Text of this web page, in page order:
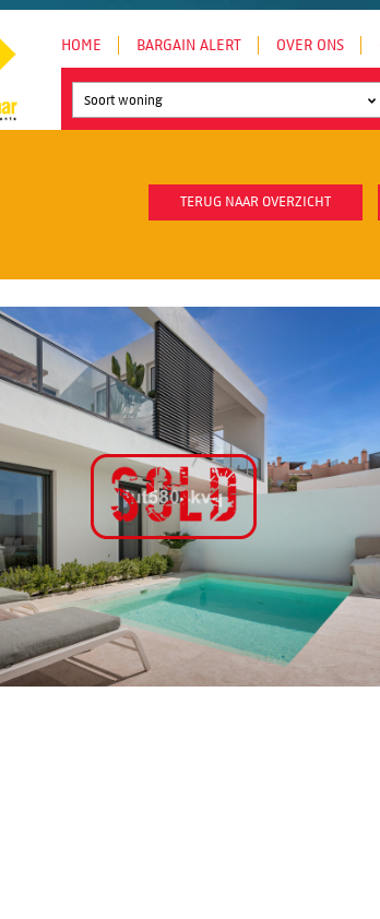
HOME BARGAIN ALERT OVER ONS
Soort woning
TERUG NAAR OVERZICHT